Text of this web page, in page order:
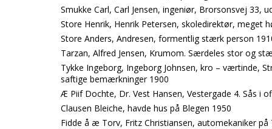
Smukke Carl, Carl Jensen, ingeniør, Brorsonsvej 33,
Store Henrik, Henrik Petersen, skoledirektør, meget
Store Anders, Andresen, formentlig stærk person
Tarzan, Alfred Jensen, Krumom. Særdeles stor og
Tykke Ingeborg, Ingeborg Johnsen, kro – værtinde,
saftige bemærkninger 1900
Æ Piif Dochte, Dr. Vest Hansen, Vestergade 4. Sås i
Clausen Bleiche, havde hus på Blegen 1950
Fidde å æ Torv, Fritz Christiansen, automekaniker på